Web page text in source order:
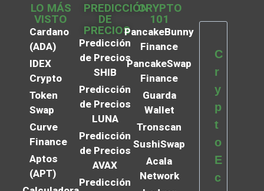
LO MÁS
VISTO
Cardano
(ADA)
IDEX
Crypto
Token
Swap
Curve
Finance
Aptos
(APT)
PREDICCIÓN
DE
PRECIOS
Predicción
de Precios
SHIB
Predicción
de Precios
LUNA
Predicción
de Precios
AVAX
Predicción
CRYPTO
101
PancakeBunny
Finance
PancakeSwap
Finance
Guarda
Wallet
Tronscan
SushiSwap
Acala
Network
C
r
y
p
t
o
E
c